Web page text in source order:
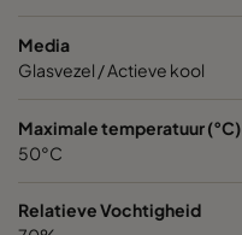
Media
Glasvezel / Actieve kool
Maximale temperatuur (°C)
50°C
Relatieve Vochtigheid